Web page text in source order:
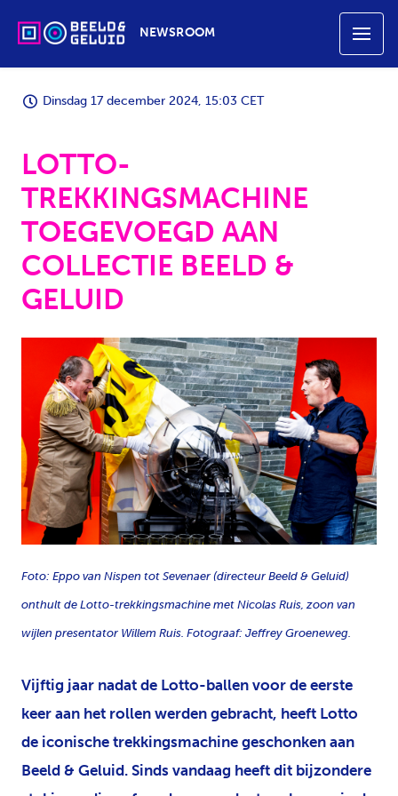
NEWSROOM
Dinsdag 17 december 2024, 15:03 CET
LOTTO-
TREKKINGSMACHINE
TOEGEVOEGD AAN
COLLECTIE BEELD &
GELUID
PNG
Foto: Eppo van Nispen tot Sevenaer (directeur Beeld & Geluid)
onthult de Lotto-trekkingsmachine met Nicolas Ruis, zoon van
wijlen presentator Willem Ruis. Fotograaf: Jeffrey Groeneweg.
Vijftig jaar nadat de Lotto-ballen voor de eerste
keer aan het rollen werden gebracht, heeft Lotto
de iconische trekkingsmachine geschonken aan
Beeld & Geluid. Sinds vandaag heeft dit bijzondere